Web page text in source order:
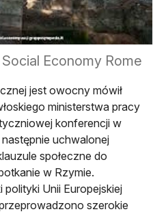
Social Economy Rome
jest owocny mówił
ministerstwa pracy
konferencji w
następnie uchwalonej
społeczne do
w Rzymie.
Unii Europejskiej
szerokie